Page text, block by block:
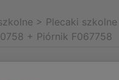
> Plecaki szkolne
+ Piórnik F067758